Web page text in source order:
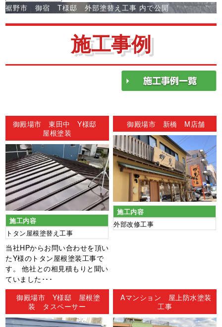
投
稿
ゲ
ン
裾野市 御宿 T様邸 外部塗替え工事 内で公開
施工事例
御殿場市 東田中 Y様邸
屋根塗装
施工内容
トタン屋根塗替え工事
当社HPからお問い合わせを頂い
たY様のトタン屋根塗装工事で
す。 他社との相見積もりと聞い
ていました･･･
御殿場市 新橋 M店舗
施工内容
外部改修工事
御殿場市 Y様邸 屋根塗
装 タスペーサー
Aマンション 屋上防水塗装
工事